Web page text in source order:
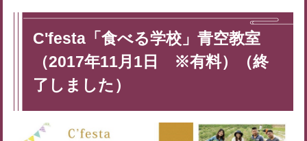
C'festa「食べる学校」青空教室
（2017年11月1日 ※有料）（終
了しました）